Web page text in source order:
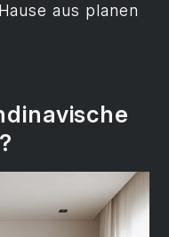
aus planen